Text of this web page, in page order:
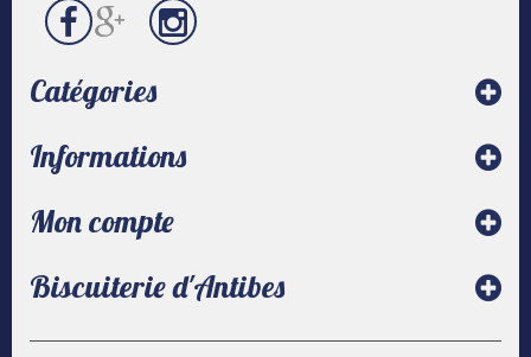
Catégories
Informations
Mon compte
Biscuiterie d'Antibes